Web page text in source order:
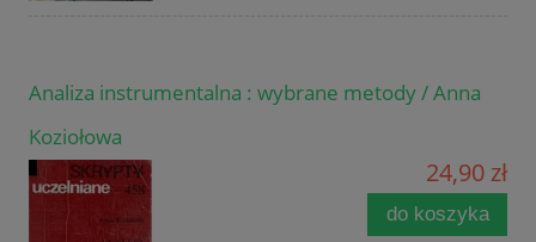
Analiza instrumentalna : wybrane metody / Anna
Koziołowa
24,90 zł
do koszyka